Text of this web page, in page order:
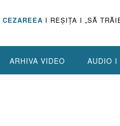
CEZAREEA I REŞIŢA I „SĂ
ARHIVA VIDEO AUDIO I